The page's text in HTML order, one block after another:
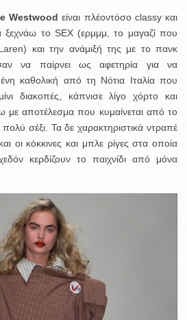
Westwood είναι πλέοντόσο classy και
το SEX (ερμμμ, το μαγαζί που
και την ανάμιξή της με το πανκ
να παίρνει ως αφετηρία για να
καθολική από τη Νότια Ιταλία που
διακοπές, κάπνισε λίγο χόρτο και
με αποτέλεσμα που κυμαίνεται από το
σέξι. Τα δε χαρακτηριστικά ντραπέ
οι κόκκινες και μπλε ρίγες στα οποία
κερδίζουν το παιχνίδι από μόνα